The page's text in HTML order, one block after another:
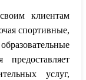
клиентам
спортивные,
услуг,